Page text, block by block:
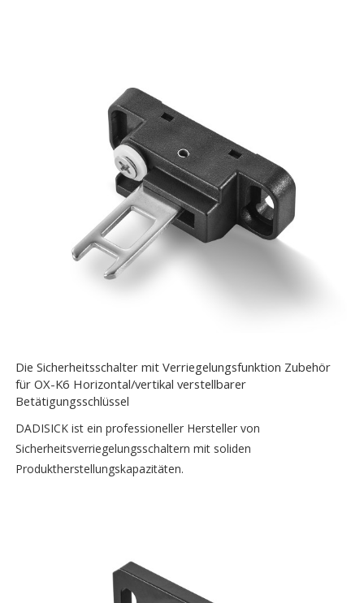
Die Sicherheitsschalter mit Verriegelungsfunktion Zubehör
für OX-K6 Horizontal/vertikal verstellbarer
Betätigungsschlüssel
DADISICK ist ein professioneller Hersteller von
Sicherheitsverriegelungsschaltern mit soliden
Produktherstellungskapazitäten.